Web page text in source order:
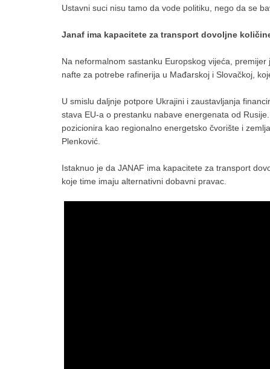
Ustavni suci nisu tamo da vode politiku, nego da se
Janaf ima kapacitete za transport dovoljne
Na neformalnom sastanku Europskog vijeća,
nafte za potrebe rafinerija u Mađarskoj i Slovačkoj,
U smislu daljnje potpore Ukrajini i zaustavljanja
stava EU-a o prestanku nabave energenata od
pozicionira kao regionalno energetsko čvorište i
Plenković.
Istaknuo je da JANAF ima kapacitete za transport
koje time imaju alternativni dobavni pravac.